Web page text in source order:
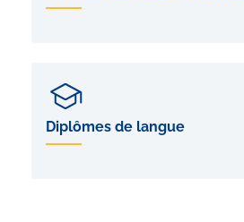
Diplômes de langue